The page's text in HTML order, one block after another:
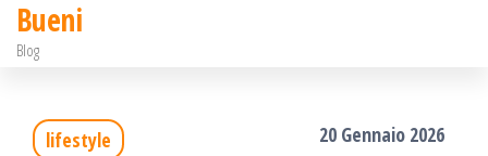
SaltaBueni
Blog
lifestyle 20 Gennaio 2026